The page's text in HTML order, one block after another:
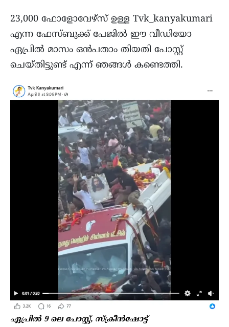
23,000 ഫോളോവേഴ്സ് ഉള്ള Tvk_kanyakumari
എന്ന ഫേസ്ബുക്ക്‌ പേജില്‍ ഈ വീഡിയോ
ഏപ്രില്‍ മാസം ഒന്‍പതാം തിയതി പോസ്റ്റ്
ചെയ്തിട്ടുണ്ട് എന്ന് ഞങ്ങള്‍ കണ്ടെത്തി.
ഏപ്രില്‍ 9 ലെ പോസ്റ്റ്, സ്ക്രീന്‍ഷോട്ട്